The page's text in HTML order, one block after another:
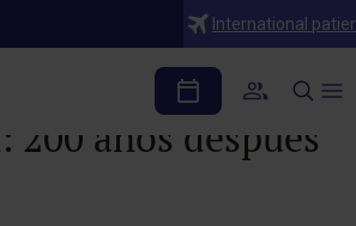
International
de
200 años después